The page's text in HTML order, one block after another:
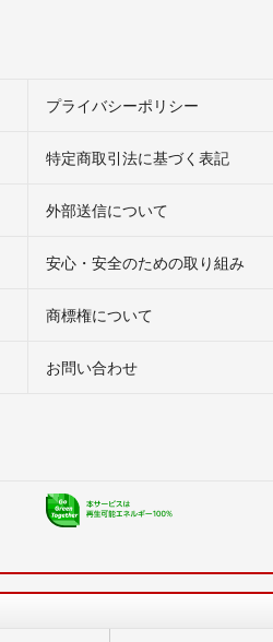
プライバシーポリシー
特定商取引法に基づく表記
外部送信について
安心・安全のための取り組み
商標権について
お問い合わせ